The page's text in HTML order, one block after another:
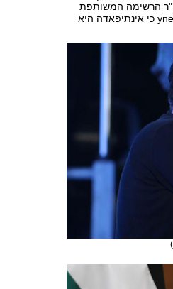
הרשימה המשותפת
חבר הכנסת איימן עודה טען היום (חמישי) בריאיון לאולפן ynet כי אינתיפאדה היא